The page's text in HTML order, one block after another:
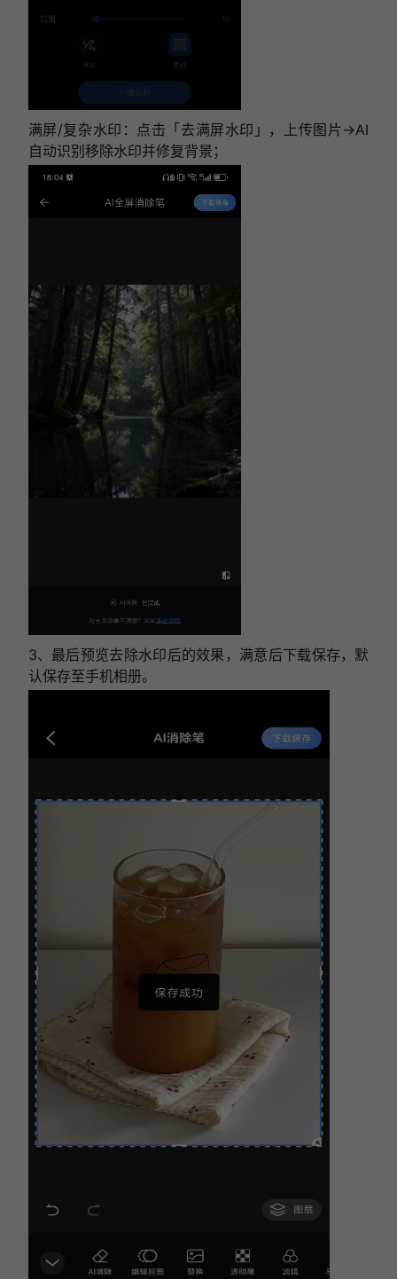
满屏/复杂水印：点击「去满屏水印」，上传图片→AI
自动识别移除水印并修复背景；
3、最后预览去除水印后的效果，满意后下载保存，默
认保存至手机相册。